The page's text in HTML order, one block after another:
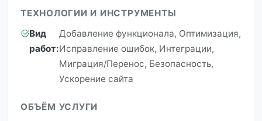
ТЕХНОЛОГИИ И ИНСТРУМЕНТЫ
Вид
работ:
Добавление функционала, Оптимизация,
Исправление ошибок, Интеграции,
Миграция/Перенос, Безопасность,
Ускорение сайта
ОБЪЁМ УСЛУГИ